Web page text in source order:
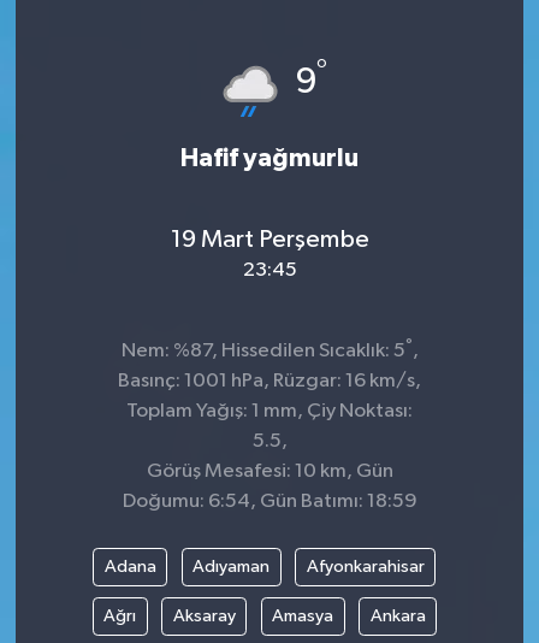
9°
Hafif yağmurlu
19 Mart Perşembe
23:45
Nem: %87, Hissedilen Sıcaklık: 5° ,
Basınç: 1001 hPa, Rüzgar: 16 km/s,
Toplam Yağış: 1 mm, Çiy Noktası:
5.5,
Görüş Mesafesi: 10 km, Gün
Doğumu: 6:54, Gün Batımı: 18:59
Adana Adıyaman Afyonkarahisar
Ağrı Aksaray Amasya Ankara
SİVİL TOPLUM
SOSYAL YAŞAM
ULUSAL HABERLER